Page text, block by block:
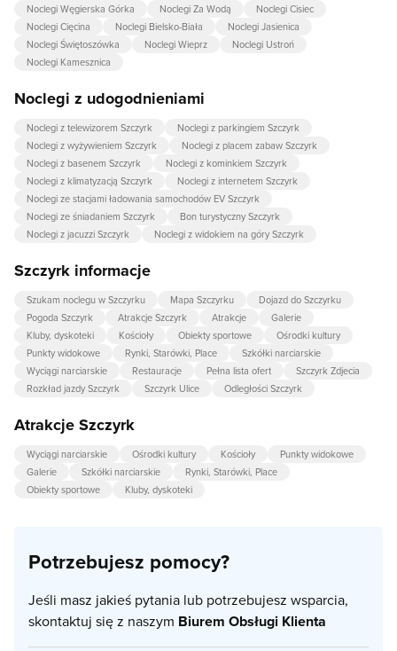
Noclegi Węgierska Górka
Noclegi Za Wodą
Noclegi Cisiec
Noclegi Cięcina
Noclegi Bielsko-Biała
Noclegi Jasienica
Noclegi Świętoszówka
Noclegi Wieprz
Noclegi Ustroń
Noclegi Kamesznica
Noclegi z udogodnieniami
Noclegi z telewizorem Szczyrk
Noclegi z parkingiem Szczyrk
Noclegi z wyżywieniem Szczyrk
Noclegi z placem zabaw Szczyrk
Noclegi z basenem Szczyrk
Noclegi z kominkiem Szczyrk
Noclegi z klimatyzacją Szczyrk
Noclegi z internetem Szczyrk
Noclegi ze stacjami ładowania samochodów EV Szczyrk
Noclegi ze śniadaniem Szczyrk
Bon turystyczny Szczyrk
Noclegi z jacuzzi Szczyrk
Noclegi z widokiem na góry Szczyrk
Szczyrk informacje
Szukam noclegu w Szczyrku Mapa Szczyrku
Dojazd do Szczyrku
Pogoda Szczyrk
Atrakcje Szczyrk Atrakcje
Galerie
Kluby, dyskoteki
Kościoły Obiekty sportowe
Ośrodki kultury
Punkty widokowe
Rynki, Starówki, Place
Szkółki narciarskie
Wyciągi narciarskie
Restauracje Pełna lista ofert
Szczyrk Zdjecia
Rozkład jazdy Szczyrk
Szczyrk Ulice Odległości Szczyrk
Atrakcje Szczyrk
Wyciągi narciarskie Ośrodki kultury Kościoły
Punkty widokowe
Galerie
Szkółki narciarskie
Rynki, Starówki, Place
Obiekty sportowe
Kluby, dyskoteki
Potrzebujesz pomocy?
Jeśli masz jakieś pytania lub potrzebujesz wsparcia,
skontaktuj się z naszym Biurem Obsługi Klienta